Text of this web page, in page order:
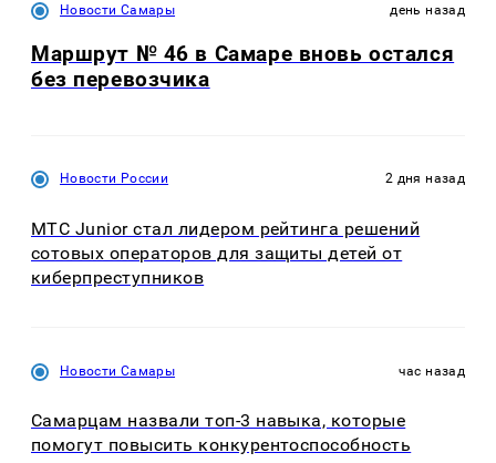
Новости Самары день назад
Маршрут № 46 в Самаре вновь остался
без перевозчика
Новости России 2 дня назад
МТС Junior стал лидером рейтинга решений
сотовых операторов для защиты детей от
киберпреступников
Новости Самары час назад
Самарцам назвали топ-3 навыка, которые
помогут повысить конкурентоспособность